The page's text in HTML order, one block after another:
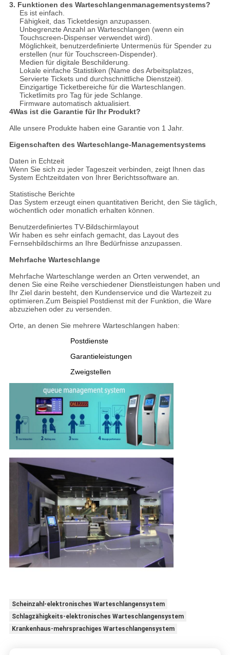
3. Funktionen des Warteschlangenmanagementsystems?
Es ist einfach.
Fähigkeit, das Ticketdesign anzupassen.
Unbegrenzte Anzahl an Warteschlangen (wenn ein
Touchscreen-Dispenser verwendet wird).
Möglichkeit, benutzerdefinierte Untermenüs für Spender zu
erstellen (nur für Touchscreen-Dispender).
Medien für digitale Beschilderung.
Lokale einfache Statistiken (Name des Arbeitsplatzes,
Servierte Tickets und durchschnittliche Dienstzeit).
Einzigartige Ticketbereiche für die Warteschlangen.
Ticketlimits pro Tag für jede Schlange.
Firmware automatisch aktualisiert.
4Was ist die Garantie für Ihr Produkt?
Alle unsere Produkte haben eine Garantie von 1 Jahr.
Eigenschaften des Warteschlange-Managementsystems
Daten in Echtzeit
Wenn Sie sich zu jeder Tageszeit verbinden, zeigt Ihnen das
System Echtzeitdaten von Ihrer Berichtssoftware an.
Statistische Berichte
Das System erzeugt einen quantitativen Bericht, den Sie täglich,
wöchentlich oder monatlich erhalten können.
Benutzerdefiniertes TV-Bildschirmlayout
Wir haben es sehr einfach gemacht, das Layout des
Fernsehbildschirms an Ihre Bedürfnisse anzupassen.
Mehrfache Warteschlange
Mehrfache Warteschlange werden an Orten verwendet, an
denen Sie eine Reihe verschiedener Dienstleistungen haben und
Ihr Ziel darin besteht, den Kundenservice und die Wartezeit zu
optimieren.Zum Beispiel Postdienst mit der Funktion, die Ware
abzuziehen oder zu versenden.
Orte, an denen Sie mehrere Warteschlangen haben:
Postdienste
Garantieleistungen
Zweigstellen
Scheinzahl-elektronisches Warteschlangensystem
Schlagzähigkeits-elektronisches Warteschlangensystem
Krankenhaus-mehrsprachiges Warteschlangensystem